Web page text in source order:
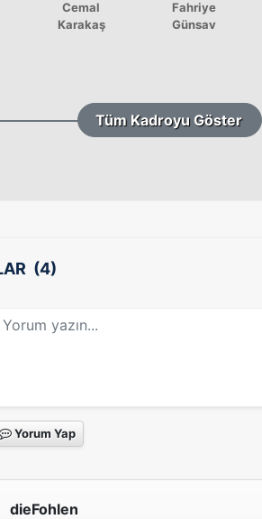
Cemal
Karakaş
Fahriye
Günsav
Tüm Kadroyu Göster
(4)
Yorum Yap
dieFohlen